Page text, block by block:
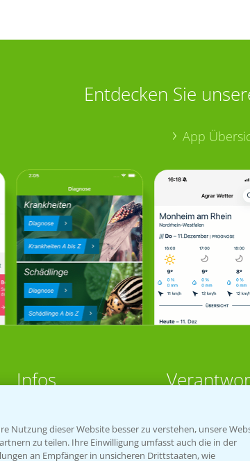
Entdecken Sie
App
Infos
Apps
Nutzung dieser Website besser zu verstehen, unsere
zu teilen. Ihre Einwilligung umfasst auch die in der
an Empfänger in unsicheren Drittstaaten, wie